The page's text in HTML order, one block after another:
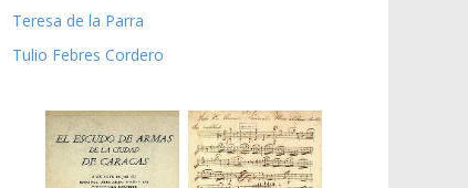
Teresa de la Parra
Tulio Febres Cordero